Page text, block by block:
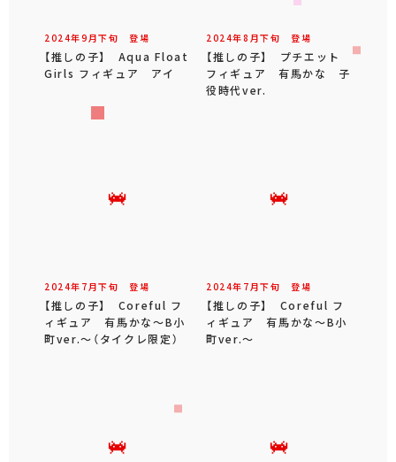
2024年9 月下旬 登場
【推しの子】 Aqua Float
Girls フィギュア アイ
2024年8 月下旬 登場
【推しの子】 プチエット
フィギュア 有馬かな 子
役時代ver.
2024年 7 月下旬 登場
【推しの子】 Coreful フ
ィギュア 有馬かな～B小
町ver.～（タイクレ限定）
2024年 7 月下旬 登場
【推しの子】 Coreful フ
ィギュア 有馬かな～B小
町ver.～